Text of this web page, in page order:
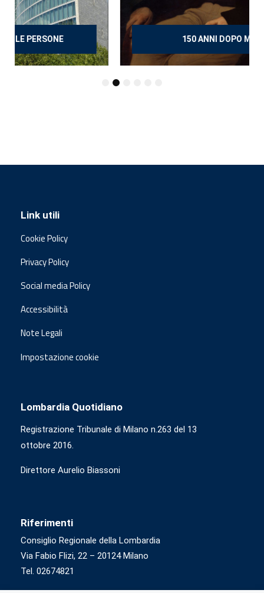
150 ANNI DOPO MANZONI
Link utili
Cookie Policy
Privacy Policy
Social media Policy
Accessibilità
Note Legali
Impostazione cookie
Lombardia Quotidiano
Registrazione Tribunale di Milano n.263 del 13
ottobre 2016.
Direttore Aurelio Biassoni
Riferimenti
Consiglio Regionale della Lombardia
Via Fabio Flizi, 22 – 20124 Milano
Tel. 02674821